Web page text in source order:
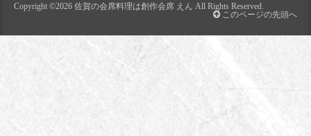
Copyright ©2026 佐賀の会席料理は創作会席 えん All Rights Reserved.
このページの先頭へ